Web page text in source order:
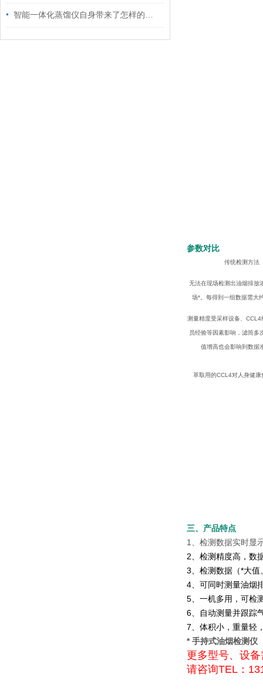
智能一体化蒸馏仪自身带来了怎样的技术特点呢？
参数对比
传统检测方法
无法在现场检测出油烟排放
场*。每得到一组数据需大
测量精度受采样设备、CCL4
员经验等因素影响，滤筒多
值增高也会影响到数据
萃取用的CCL4对人身健康
三、产品特点
1、检测数据实时显
2、检测精度高，数
3、检测数据（*大
4、可同时测量油烟
5、一机多用，可检
6、自动测量并跟踪
7、体积小，重量轻
* 手持式油烟检测仪
更多型号、设
请咨询TEL：